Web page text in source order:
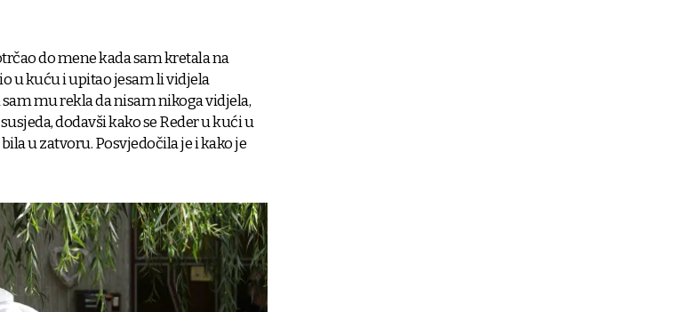
do mene kada sam kretala na
u kuću i upitao jesam li vidjela
mu rekla da nisam nikoga vidjela,
dodavši kako se Reder u kući u
u zatvoru. Posvjedočila je i kako je